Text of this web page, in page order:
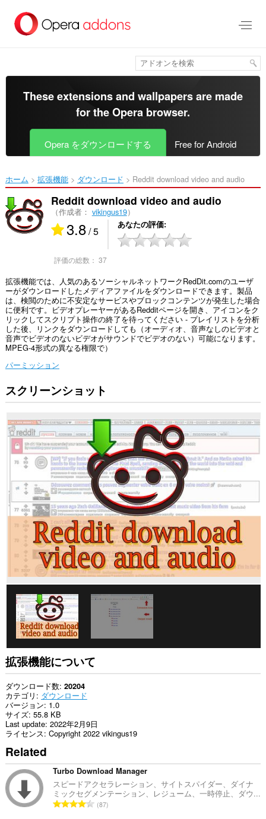
メ
ツ
移
動
These extensions and wallpapers are made
for theOpera browser.
Opera をダウンロードする Free for Android
ホーム 拡張機能 ダウンロード Reddit download video and audio‎
Reddit download video and audio
（作成者： vikingus19）
3.8/ 5 あなたの評価
評価の総数： 37
拡張機能では、人気のあるソーシャルネットワークRedDit.comのユーザ
ーがダウンロードしたメディアファイルをダウンロードできます。製品
は、検閲のために不安定なサービスやブロックコンテンツが発生した場合
に便利です。ビデオプレーヤーがあるRedditページを開き、アイコンをク
リックしてスクリプト操作の終了を待ってください - プレイリストを分析
した後、リンクをダウンロードしても（オーディオ、音声なしのビデオと
音声でビデオのないビデオがサウンドでビデオのない）可能になります。
MPEG-4形式の異なる権限で）
パーミッション
こ
の
張
機
能
一
イ
ト
の
セ
す。
スクリーンショット
拡張機能について
ダウンロード数 20204
カテゴリ
ダウンロード
バージョン 1.0
サイズ 55.8 KB
Last update 2022年2月9日
ライセンス Copyright 2022 vikingus19
Related
Turbo Download Manager
スピードアクセラレーション、サイトスパイダー、ダイナ
ミックセグメンテーション、レジューム、一時停止、ダウ...
評87